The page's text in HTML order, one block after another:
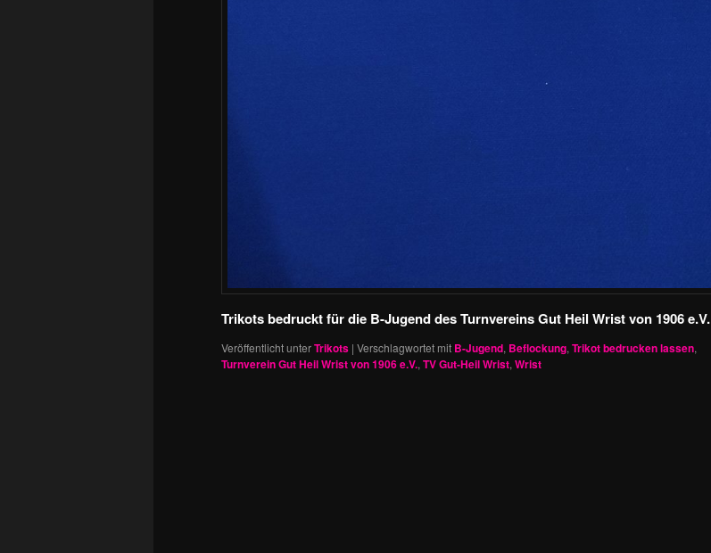
Trikots bedruckt für die B-Jugend des Turnvereins Gut Heil Wrist von 1906 e.V.
Veröffentlicht unterTrikots | Verschlagwortet mit B-Jugend, Beflockung, Trikot bedrucken lassen,
Turnverein Gut Heil Wrist von 1906 e.V., TV Gut-Heil Wrist, Wrist